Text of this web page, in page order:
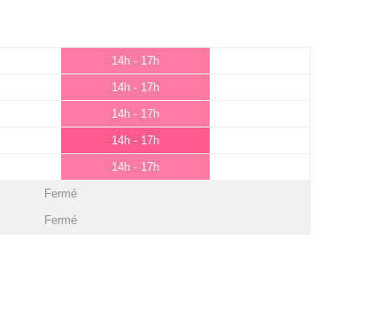
14h - 17h
14h - 17h
14h - 17h
14h - 17h
14h - 17h
Fermé
Fermé